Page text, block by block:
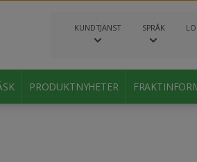
KUNDTJÄNST SPRÅK
PRODUKTNYHETER